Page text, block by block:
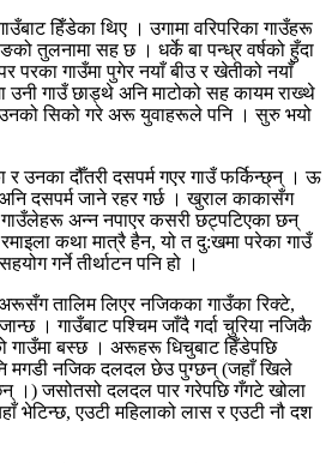
हिँडेका थिए । उगामा वरिपरिका गाउँहरू
तुलनामा सह छ । धर्के बा पन्ध्र वर्षको हुँदा
परका गाउँमा पुगेर नयाँ बीउ र खेतीको नयाँ
उनी गाउँ छाड्थे अनि माटोको सह कायम राख्थे
सिको गरे अरू युवाहरूले पनि । सुरु भयो
उनका दौँतरी दसपर्म गएर गाउँ फर्किन्छ्न् । ऊ
दसपर्म जाने रहर गर्छ । खुराल काकासँग
अन्न नपाएर कसरी छट्पटिएका छन्
कथा मात्रै हैन, यो त दु:खमा परेका गाउँ
गर्ने तीर्थाटन पनि हो ।
तालिम लिएर नजिकका गाउँका रिक्टे,
। गाउँबाट पश्चिम जाँदै गर्दा चुरिया नजिकै
गाउँमा बस्छ । अरूहरू धिचुबाट हिँडेपछि
मगडी नजिक दलदल छेउ पुग्छन् (जहाँ खिले
।) जसोतसो दलदल पार गरेपछि गँगटे खोला
भेटिन्छ, एउटी महिलाको लास र एउटी नौ दश